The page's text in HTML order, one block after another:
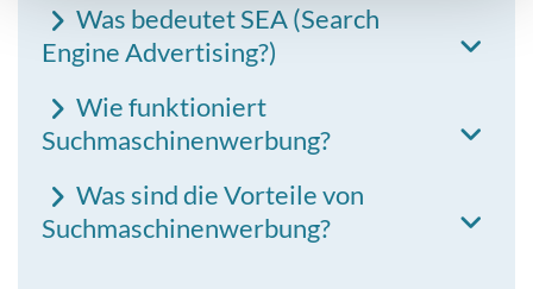
Was bedeutet SEA (Search
Engine Advertising?)
Wie funktioniert
Suchmaschinenwerbung?
Was sind die Vorteile von
Suchmaschinenwerbung?